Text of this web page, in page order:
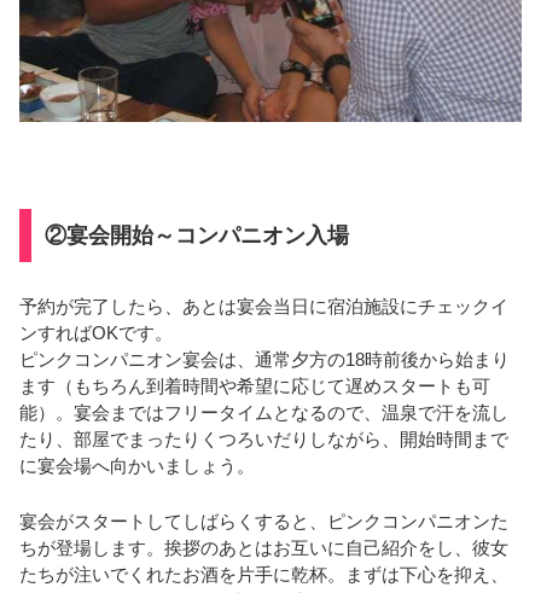
②宴会開始～コンパニオン入場
予約が完了したら、あとは宴会当日に宿泊施設にチェックイ
ンすればOKです。
ピンクコンパニオン宴会は、通常夕方の18時前後から始まり
ます（もちろん到着時間や希望に応じて遅めスタートも可
能）。宴会まではフリータイムとなるので、温泉で汗を流し
たり、部屋でまったりくつろいだりしながら、開始時間まで
に宴会場へ向かいましょう。
宴会がスタートしてしばらくすると、ピンクコンパニオンた
ちが登場します。挨拶のあとはお互いに自己紹介をし、彼女
たちが注いでくれたお酒を片手に乾杯。まずは下心を抑え、